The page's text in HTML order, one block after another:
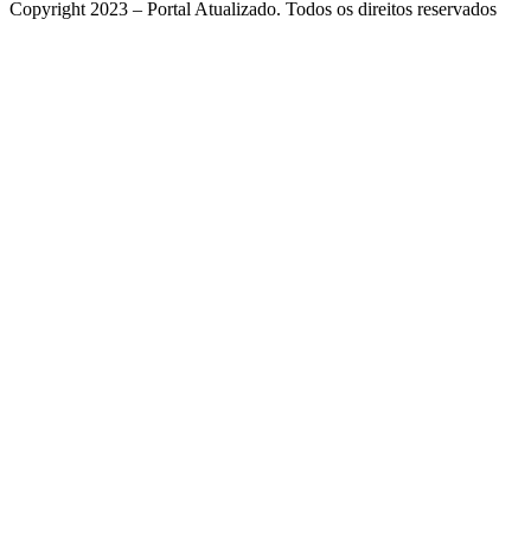
Copyright 2023 – Portal Atualizado. Todos os direitos reservados